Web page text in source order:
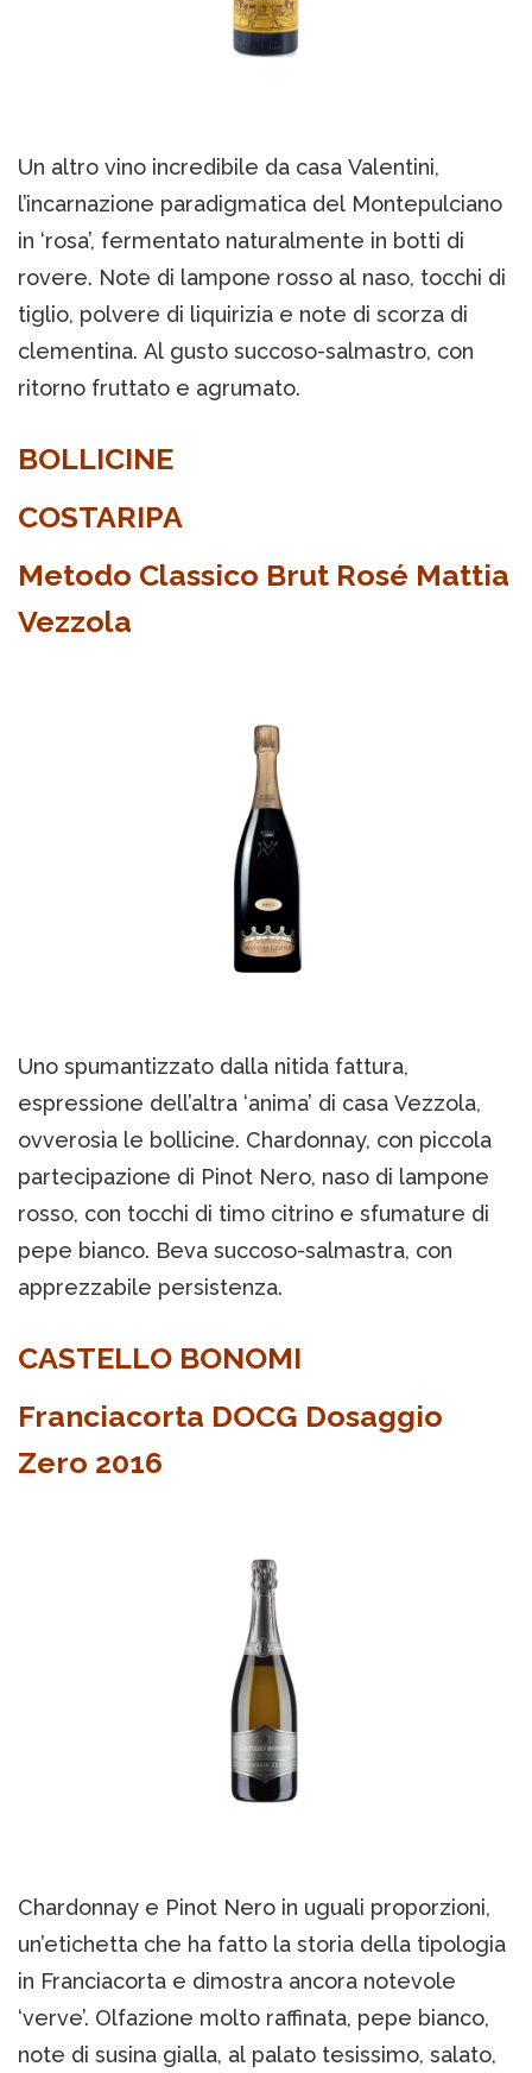
Un altro vino incredibile da casa Valentini,
l’incarnazione paradigmatica del Montepulciano
in ‘rosa’, fermentato naturalmente in botti di
rovere. Note di lampone rosso al naso, tocchi di
tiglio, polvere di liquirizia e note di scorza di
clementina. Al gusto succoso-salmastro, con
ritorno fruttato e agrumato.
BOLLICINE
COSTARIPA
Metodo Classico Brut Rosé Mattia
Vezzola
Uno spumantizzato dalla nitida fattura,
espressione dell’altra ‘anima’ di casa Vezzola,
ovverosia le bollicine. Chardonnay, con piccola
partecipazione di Pinot Nero, naso di lampone
rosso, con tocchi di timo citrino e sfumature di
pepe bianco. Beva succoso-salmastra, con
apprezzabile persistenza.
CASTELLO BONOMI
Franciacorta DOCG Dosaggio
Zero 2016
Chardonnay e Pinot Nero in uguali proporzioni,
un’etichetta che ha fatto la storia della tipologia
in Franciacorta e dimostra ancora notevole
‘verve’. Olfazione molto raffinata, pepe bianco,
note di susina gialla, al palato tesissimo, salato,